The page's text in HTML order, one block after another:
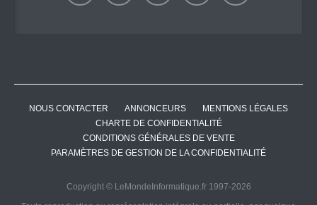
NOUS CONTACTER ANNONCEURS
MENTIONS LÉGALES
CHARTE DE CONFIDENTIALITÉ
CONDITIONS GÉNÉRALES DE VENTE
PARAMÈTRES DE GESTION DE LA CONFIDENTIALITÉ
Copyright © LeMondeInformatique.fr 1997-2026